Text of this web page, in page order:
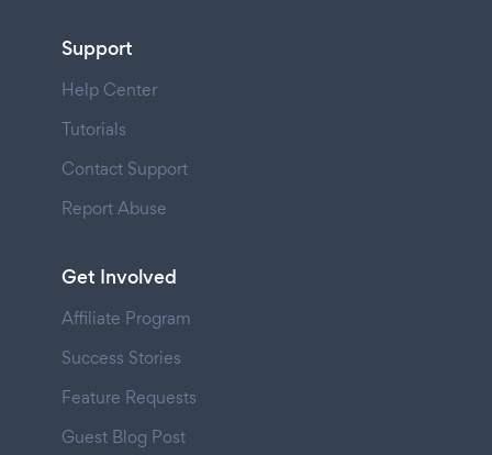
Support
Help Center
Tutorials
Contact Support
Report Abuse
Get Involved
Affiliate Program
Success Stories
Feature Requests
Guest Blog Post